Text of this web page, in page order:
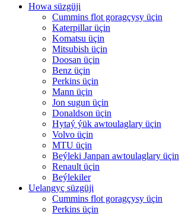
Howa süzgüji
Cummins flot goragçysy üçin
Katerpillar üçin
Komatsu üçin
Mitsubish üçin
Doosan üçin
Benz üçin
Perkins üçin
Mann üçin
Jon sugun üçin
Donaldson üçin
Hytaý ýük awtoulaglary üçin
Volvo üçin
MTU üçin
Beýleki Janpan awtoulaglary üçin
Renault üçin
Beýlekiler
Uelangyç süzgüji
Cummins flot goragçysy üçin
Perkins üçin